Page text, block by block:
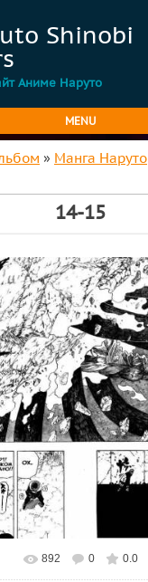
Shinobi
Аниме Наруто
MENU
» Манга Наруто
14-15
реальном размере 1007x750
892 0 0.0